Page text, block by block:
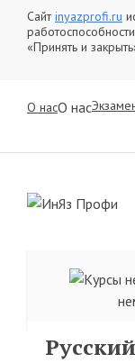
Сайтinyazprofi.ru
«Принять и
О насО нас
Главная Русский